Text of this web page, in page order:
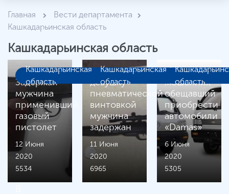
Главная
Вести департамента
Кашкадарьинская область
Кашкадарьинская область
Кашкадарьинская
область
Задержан
мужчина
применивший
газовый
пистолет
12 Июня
2020
5534
Кашкадарьинская
область
Ранивший
девушку
пневматической
винтовкой
мужчина
задержан
11 Июня
2020
6965
область
Задержан
мошенник
обещавший
приобрести
автомобили
«Damas»
6 Июня
2020
5305